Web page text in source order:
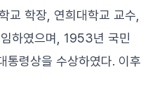
교 학장, 연희대학교 교수,
하였으며, 1953년 국민
통령상을 수상하였다. 이후